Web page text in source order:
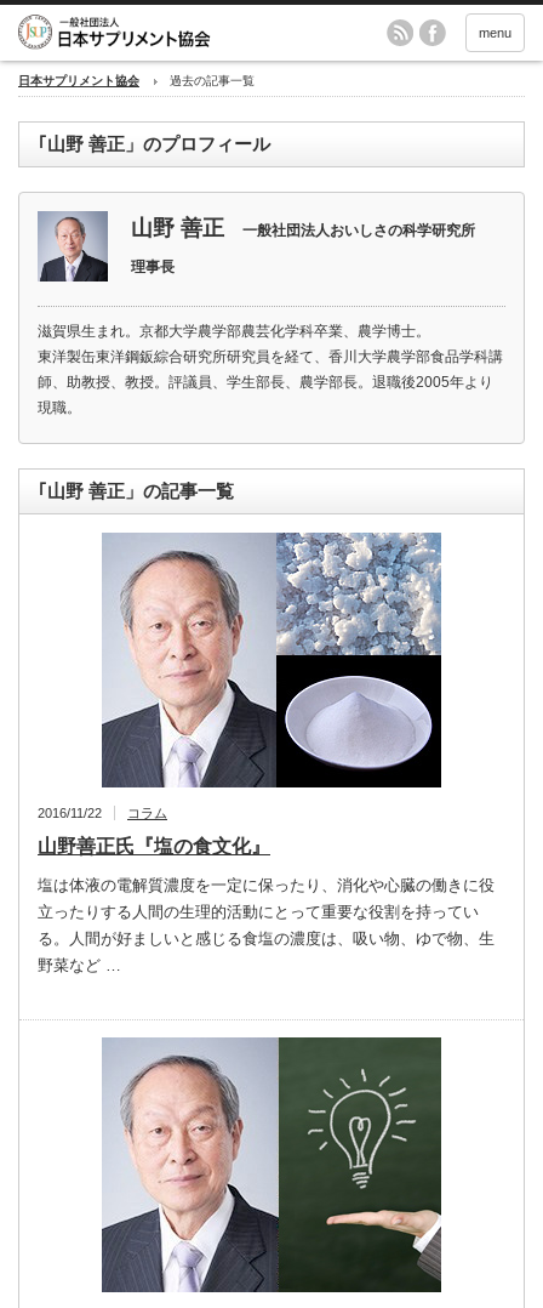
menu
日本サプリメント協会 過去の記事一覧
｢山野 善正」のプロフィール
山野 善正 一般社団法人おいしさの科学研究所
理事長
滋賀県生まれ。京都大学農学部農芸化学科卒業、農学博士。
東洋製缶東洋鋼鈑綜合研究所研究員を経て、香川大学農学部食品学科講
師、助教授、教授。評議員、学生部長、農学部長。退職後2005年より
現職。
｢山野 善正」の記事一覧
2016/11/22 コラム
山野善正氏『塩の食文化』
塩は体液の電解質濃度を一定に保ったり、消化や心臓の働きに役
立ったりする人間の生理的活動にとって重要な役割を持ってい
る。人間が好ましいと感じる食塩の濃度は、吸い物、ゆで物、生
野菜など …